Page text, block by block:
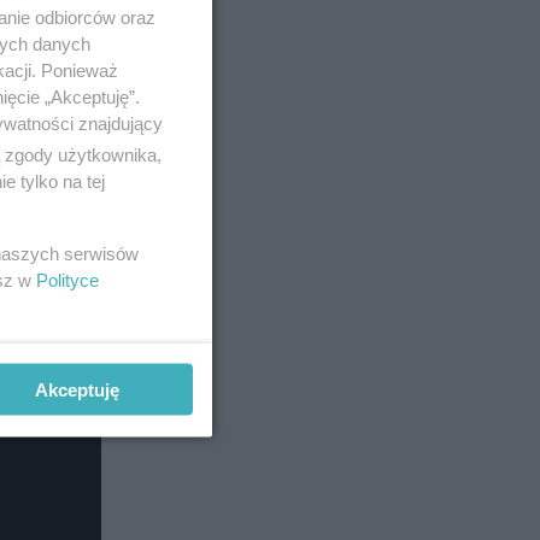
będzie
odbiorców oraz
danych
Ponieważ
„Akceptuję”.
znajdujący
użytkownika,
tylko na tej
serwisów
w Polityce
Akceptuję